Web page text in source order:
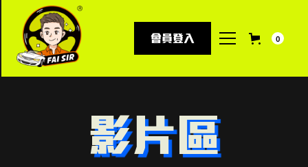
會員登入 0
影片區